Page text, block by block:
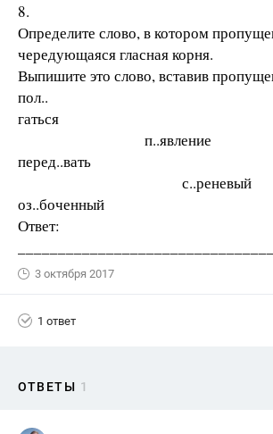
8.
Определите слово, в котором
чередующаяся гласная корня.
Выпишите это слово, вставив
пол..
п..явление
с..реневый
оз..боченный
Ответ:
3 октября 2017
1 ответ
ОТВЕТЫ 1